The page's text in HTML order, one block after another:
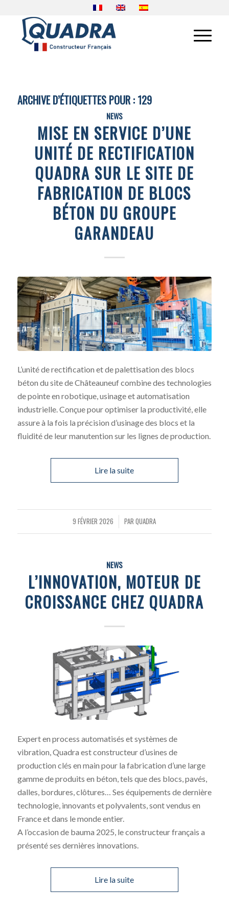
ARCHIVE D’ÉTIQUETTES POUR : 129
NEWS
MISE EN SERVICE D’UNE
UNITÉ DE RECTIFICATION
QUADRA SUR LE SITE DE
FABRICATION DE BLOCS
BÉTON DU GROUPE
GARANDEAU
L’unité de rectification et de palettisation des blocs
béton du site de Châteauneuf combine des technologies
de pointe en robotique, usinage et automatisation
industrielle. Conçue pour optimiser la productivité, elle
assure à la fois la précision d’usinage des blocs et la
fluidité de leur manutention sur les lignes de production.
Lire la suite
9 FÉVRIER 2026
/ PARQUADRA
NEWS
L’INNOVATION, MOTEUR DE
CROISSANCE CHEZ QUADRA
Expert en process automatisés et systèmes de
vibration, Quadra est constructeur d’usines de
production clés en main pour la fabrication d’une large
gamme de produits en béton, tels que des blocs, pavés,
dalles, bordures, clôtures… Ses équipements de dernière
technologie, innovants et polyvalents, sont vendus en
France et dans le monde entier.
A l’occasion de bauma 2025, le constructeur français a
présenté ses dernières innovations.
Lire la suite